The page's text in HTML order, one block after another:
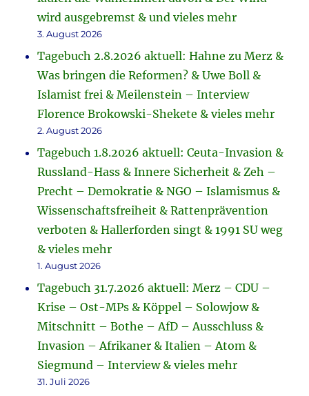
wird ausgebremst & und vieles mehr
3. August 2026
Tagebuch 2.8.2026 aktuell: Hahne zu Merz &
Was bringen die Reformen? & Uwe Boll &
Islamist frei & Meilenstein – Interview
Florence Brokowski-Shekete & vieles mehr
2. August 2026
Tagebuch 1.8.2026 aktuell: Ceuta-Invasion &
Russland-Hass & Innere Sicherheit & Zeh –
Precht – Demokratie & NGO – Islamismus &
Wissenschaftsfreiheit & Rattenprävention
verboten & Hallerforden singt & 1991 SU weg
& vieles mehr
1. August 2026
Tagebuch 31.7.2026 aktuell: Merz – CDU –
Krise – Ost-MPs & Köppel – Solowjow &
Mitschnitt – Bothe – AfD – Ausschluss &
Invasion – Afrikaner & Italien – Atom &
Siegmund – Interview & vieles mehr
31. Juli 2026